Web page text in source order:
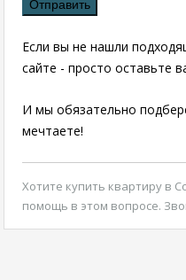
Если вы не нашли
сайте - просто оставьте
И мы обязательно
мечтаете!
Хотите купить квартиру в
помощь в этом вопросе.